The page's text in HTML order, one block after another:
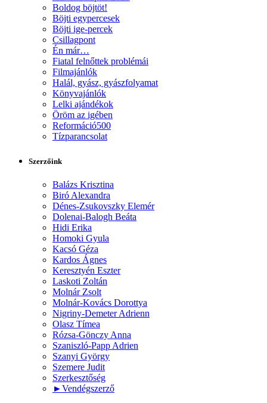
Boldog böjtöt!
Böjti egypercesek
Böjti ige-percek
Csillagpont
Én már…
Fiatal felnőttek problémái
Filmajánlók
Halál, gyász, gyászfolyamat
Könyvajánlók
Lelki ajándékok
Öröm az igében
Reformáció500
Tízparancsolat
Szerzőink
Balázs Krisztina
Biró Alexandra
Dénes-Zsukovszky Elemér
Dolenai-Balogh Beáta
Hidi Erika
Homoki Gyula
Kacsó Géza
Kardos Ágnes
Keresztyén Eszter
Laskoti Zoltán
Molnár Zsolt
Molnár-Kovács Dorottya
Nigriny-Demeter Adrienn
Olasz Tímea
Rózsa-Gönczy Anna
Szaniszló-Papp Adrien
Szanyi György
Szemere Judit
Szerkesztőség
►Vendégszerző